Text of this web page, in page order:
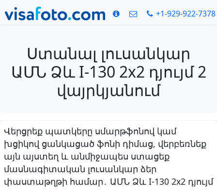
+1-929-922-7378
Ստանալ լուսանկար
ԱՄՆ Ձև I-130 2x2 դյույմ 2
վայրկյանում
Վերցրեք պատկերը սմարթֆոնով կամ
խցիկով ցանկացած ֆոնի դիմաց, վերբեռնեք
այն այստեղ և անմիջապես ստացեք
մասնագիտական լուսանկար ձեր
փաստաթղթի համար․ ԱՄՆ Ձև I-130 2x2 դյույմ